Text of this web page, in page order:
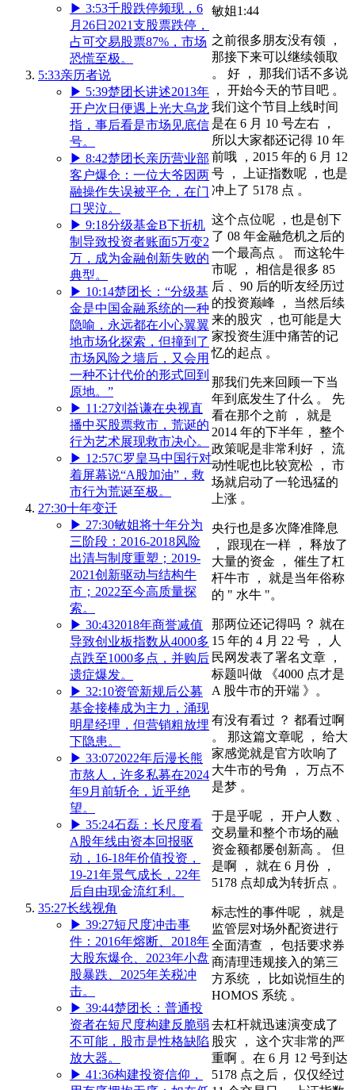
▶ 3:53千股跌停频现，6
月26日2021支股票跌停，
占可交易股票87%，市场
恐慌至极。
5:33亲历者说
▶ 5:39楚团长讲述2013年
开户次日便遇上光大乌龙
指，事后看是市场见底信
号。
▶ 8:42楚团长亲历营业部
客户爆仓：一位大爷因两
融操作失误被平仓，在门
口哭泣。
▶ 9:18分级基金B下折机
制导致投资者账面5万变2
万，成为金融创新失败的
典型。
▶ 10:14楚团长：“分级基
金是中国金融系统的一种
隐喻，永远都在小心翼翼
地市场化探索，但撞到了
市场风险之墙后，又会用
一种不计代价的形式回到
原地。”
▶ 11:27刘益谦在央视直
播中买股票救市，荒诞的
行为艺术展现救市决心。
▶ 12:57C罗皇马中国行对
着屏幕说“A股加油”，救
市行为荒诞至极。
27:30十年变迁
▶ 27:30敏姐将十年分为
三阶段：2016-2018风险
出清与制度重塑；2019-
2021创新驱动与结构牛
市；2022至今高质量探
索。
▶ 30:432018年商誉减值
导致创业板指数从4000多
点跌至1000多点，并购后
遗症爆发。
▶ 32:10资管新规后公募
基金接棒成为主力，涌现
明星经理，但营销粗放埋
下隐患。
▶ 33:072022年后漫长熊
市熬人，许多私募在2024
年9月前斩仓，近乎绝
望。
▶ 35:24石磊：长尺度看
A股年线由资本回报驱
动，16-18年价值投资，
19-21年景气成长，22年
后自由现金流红利。
35:27长线视角
▶ 39:27短尺度冲击事
件：2016年熔断、2018年
大股东爆仓、2023年小盘
股暴跌、2025年关税冲
击。
▶ 39:44楚团长：普通投
资者在短尺度构建反脆弱
不可能，股市是性格缺陷
放大器。
▶ 41:36构建投资信仰，
敏姐1:44
之前很多朋友没有领 ，
那接下来可以继续领取
。 好 ， 那我们话不多说
， 开始今天的节目吧 。
我们这个节目上线时间
是在 6 月 10 号左右 ，
所以大家都还记得 10 年
前哦 ，2015 年的 6 月 12
号 ， 上证指数呢 ，也是
冲上了 5178 点 。
这个点位呢 ，也是创下
了 08 年金融危机之后的
一个最高点 。 而这轮牛
市呢 ， 相信是很多 85
后 、90 后的听友经历过
的投资巅峰 ， 当然后续
来的股灾 ，也可能是大
家投资生涯中痛苦的记
忆的起点 。
那我们先来回顾一下当
年到底发生了什么 。 先
看在那个之前 ， 就是
2014 年的下半年， 整个
政策呢是非常利好 ， 流
动性呢也比较宽松 ， 市
场就启动了一轮迅猛的
上涨 。
央行也是多次降准降息
， 跟现在一样 ， 释放了
大量的资金 ， 催生了杠
杆牛市 ， 就是当年俗称
的 " 水牛 "。
那两位还记得吗 ？ 就在
15 年的 4 月 22 号 ， 人
民网发表了署名文章 ，
标题叫做 《4000 点才是
A 股牛市的开端 》。
有没有看过 ？ 都看过啊
。 那这篇文章呢 ， 给大
家感觉就是官方吹响了
大牛市的号角 ， 万点不
是梦 。
于是乎呢 ， 开户人数 、
交易量和整个市场的融
资金额都屡创新高 。 但
是啊 ， 就在 6 月份 ，
5178 点却成为转折点 。
标志性的事件呢 ， 就是
监管层对场外配资进行
全面清查 ， 包括要求券
商清理违规接入的第三
方系统 ， 比如说恒生的
HOMOS 系统 。
去杠杆就迅速演变成了
股灾 ， 这个灾非常的严
重啊 。在 6 月 12 号到达
5178 点之后， 仅仅经过